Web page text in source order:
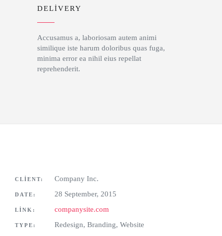
DELIVERY
Accusamus a, laboriosam autem animi
similique iste harum doloribus quas fuga,
minima error ea nihil eius repellat
reprehenderit.
CLIENT: Company Inc.
DATE: 28 September, 2015
LINK: companysite.com
TYPE: Redesign, Branding, Website